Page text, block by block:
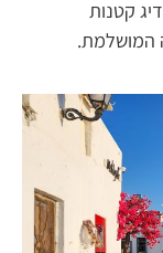
קטנות
המושלמת.